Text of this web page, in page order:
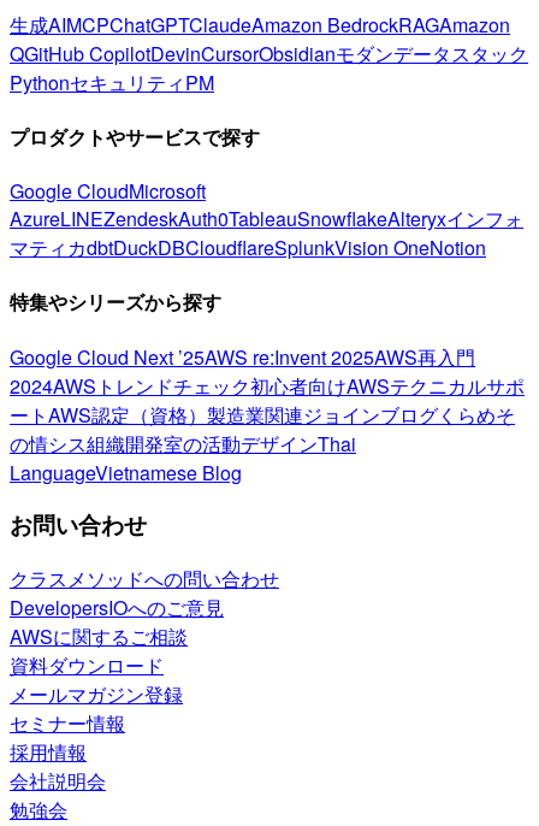
生成AIMCPChatGPTClaudeAmazon BedrockRAGAmazon
QGitHub CopilotDevinCursorObsidianモダンデータスタック
PythonセキュリティPM
プロダクトやサービスで探す
Google CloudMicrosoft
AzureLINEZendeskAuth0TableauSnowflakeAlteryxインフォ
マティカdbtDuckDBCloudflareSplunkVision OneNotion
特集やシリーズから探す
Google Cloud Next ’25AWS re:Invent 2025AWS再入門
2024AWSトレンドチェック初心者向けAWSテクニカルサポ
ートAWS認定（資格） 製造業関連ジョインブログくらめそ
の情シス組織開発室の活動デザインThai
LanguageVietnamese Blog
お問い合わせ
クラスメソッドへの問い合わせ
DevelopersIOへのご意見
AWSに関するご相談
資料ダウンロード
メールマガジン登録
セミナー情報
採用情報
会社説明会
勉強会